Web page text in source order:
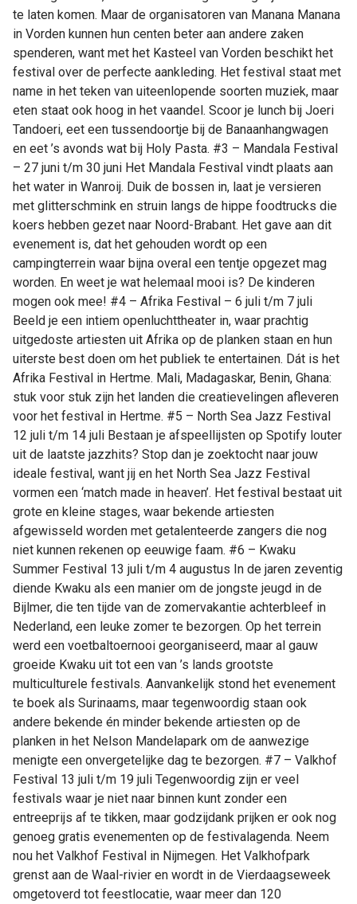
te laten komen. Maar de organisatoren van Manana Manana
in Vorden kunnen hun centen beter aan andere zaken
spenderen, want met het Kasteel van Vorden beschikt het
festival over de perfecte aankleding. Het festival staat met
name in het teken van uiteenlopende soorten muziek, maar
eten staat ook hoog in het vaandel. Scoor je lunch bij Joeri
Tandoeri, eet een tussendoortje bij de Banaanhangwagen
en eet ’s avonds wat bij Holy Pasta. #3 – Mandala Festival
– 27 juni t/m 30 juni Het Mandala Festival vindt plaats aan
het water in Wanroij. Duik de bossen in, laat je versieren
met glitterschmink en struin langs de hippe foodtrucks die
koers hebben gezet naar Noord-Brabant. Het gave aan dit
evenement is, dat het gehouden wordt op een
campingterrein waar bijna overal een tentje opgezet mag
worden. En weet je wat helemaal mooi is? De kinderen
mogen ook mee! #4 – Afrika Festival – 6 juli t/m 7 juli
Beeld je een intiem openluchttheater in, waar prachtig
uitgedoste artiesten uit Afrika op de planken staan en hun
uiterste best doen om het publiek te entertainen. Dát is het
Afrika Festival in Hertme. Mali, Madagaskar, Benin, Ghana:
stuk voor stuk zijn het landen die creatievelingen afleveren
voor het festival in Hertme. #5 – North Sea Jazz Festival
12 juli t/m 14 juli Bestaan je afspeellijsten op Spotify louter
uit de laatste jazzhits? Stop dan je zoektocht naar jouw
ideale festival, want jij en het North Sea Jazz Festival
vormen een ‘match made in heaven’. Het festival bestaat uit
grote en kleine stages, waar bekende artiesten
afgewisseld worden met getalenteerde zangers die nog
niet kunnen rekenen op eeuwige faam. #6 – Kwaku
Summer Festival 13 juli t/m 4 augustus In de jaren zeventig
diende Kwaku als een manier om de jongste jeugd in de
Bijlmer, die ten tijde van de zomervakantie achterbleef in
Nederland, een leuke zomer te bezorgen. Op het terrein
werd een voetbaltoernooi georganiseerd, maar al gauw
groeide Kwaku uit tot een van ’s lands grootste
multiculturele festivals. Aanvankelijk stond het evenement
te boek als Surinaams, maar tegenwoordig staan ook
andere bekende én minder bekende artiesten op de
planken in het Nelson Mandelapark om de aanwezige
menigte een onvergetelijke dag te bezorgen. #7 – Valkhof
Festival 13 juli t/m 19 juli Tegenwoordig zijn er veel
festivals waar je niet naar binnen kunt zonder een
entreeprijs af te tikken, maar godzijdank prijken er ook nog
genoeg gratis evenementen op de festivalagenda. Neem
nou het Valkhof Festival in Nijmegen. Het Valkhofpark
grenst aan de Waal-rivier en wordt in de Vierdaagseweek
omgetoverd tot feestlocatie, waar meer dan 120